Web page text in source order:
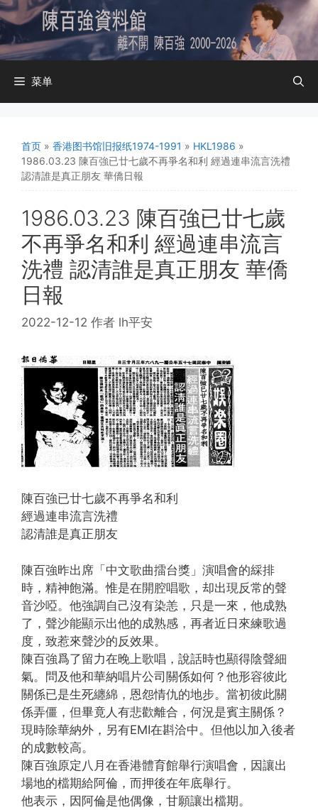
跳
至
内
容
菜单
首页 » 香港图书馆旧报纸1974-1991 » HKL1986 »
1986.03.23 陳百強已廿七歲不再爭名和利 經過連串流言洗禮
認清誰是真正朋友 華僑日報
1986.03.23 陳百強已廿七歲
不再爭名和利 經過連串流言
洗禮 認清誰是真正朋友 華僑
日報
2022-12-12 作者 lh平安
陳百強已廿七歲不再爭名和利
經過連串流言洗禮
認清誰是真正朋友
陳百強昨出席「中文歌曲擂台獎」演唱會的綵排
時，精神飽滿。惟是在開腔唱歌，却出現反常的聲
音沙啞。他強調自己沒有染恙，只是一來，他成熟
了，聲沙能顯示出他的成熟感，再者近日來練歌過
度，致惹來聲沙的反效果。
陳百強爲了留力在晚上歌唱，說話時也顯得陰聲細
氣。問及他和華納唱片公司關係如何？他形容彼此
關係已是生死纏綿，恩怨情仇的地步。當初彼此關
係弄僵，但畢竟人有悲歡離合，何況是賓主關係？
現時除華納外，另有EMI在斟洽中。但他以加入後者
的成數較高。
陳百強原定八月在香港體育館舉行演唱會，因讓出
場地的檔期給阿倫，而押後在年底舉行。
他表示，因阿倫是他偶像，甘願讓出檔期。